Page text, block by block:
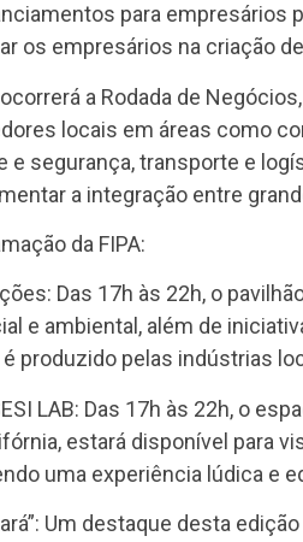
para empresários
os empresários na criação
ocorrerá a Rodada de
locais em áreas como
e segurança, transporte e
a integração entre
da FIPA:
Das 17h às 22h, o
e ambiental, além de
produzido pelas indústrias
LAB: Das 17h às 22h, o
estará disponível para
uma experiência lúdica e
Um destaque desta